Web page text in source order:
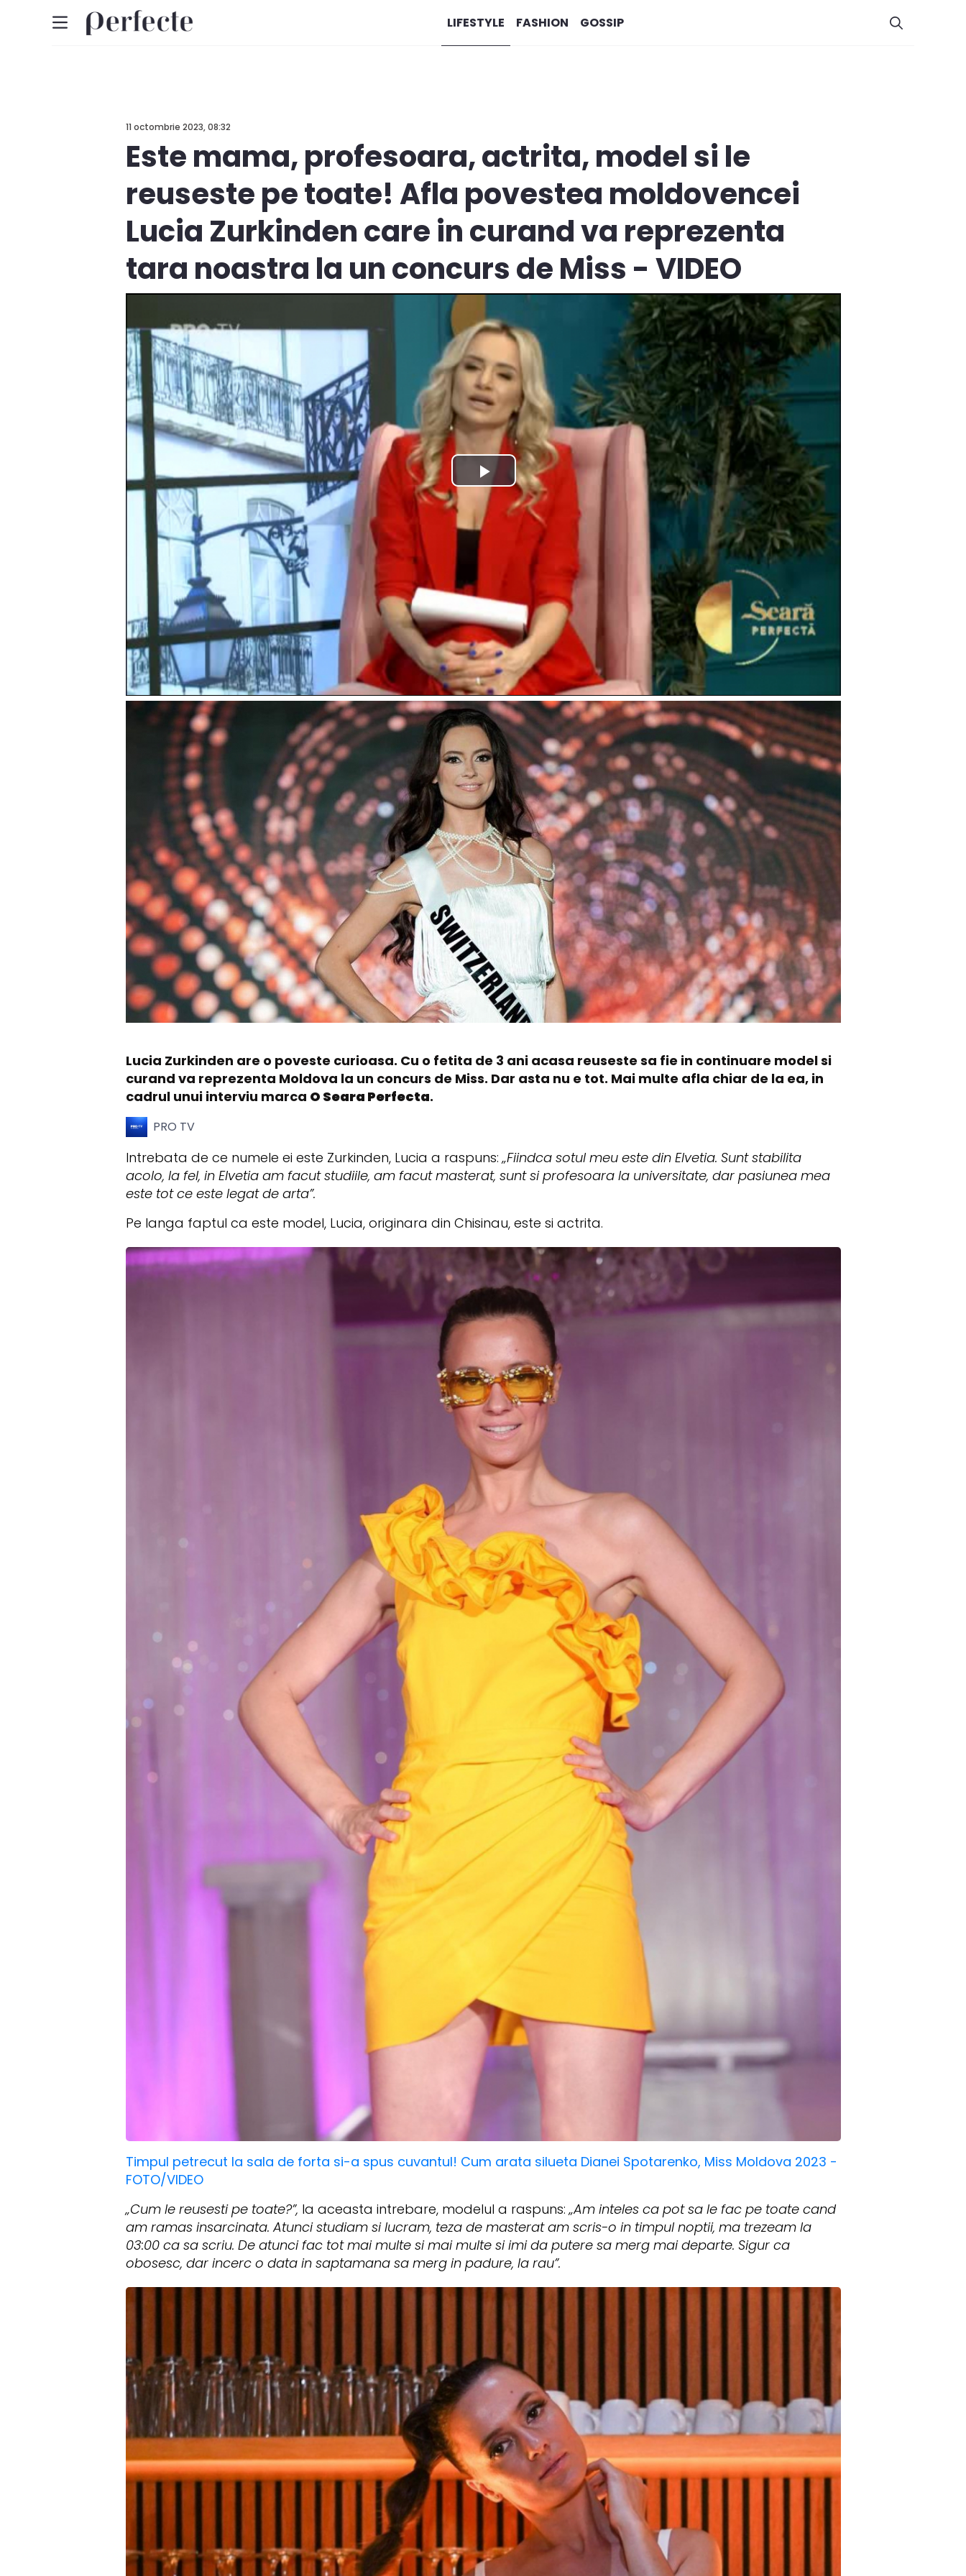
LIFESTYLE FASHION GOSSIP
11 octombrie 2023, 08:32
Este mama, profesoara, actrita, model si le
reuseste pe toate! Afla povestea moldovencei
Lucia Zurkinden care in curand va reprezenta
tara noastra la un concurs de Miss - VIDEO
Lucia Zurkinden are o poveste curioasa. Cu o fetita de 3 ani acasa reuseste sa fie in continuare model si
curand va reprezenta Moldova la un concurs de Miss. Dar asta nu e tot. Mai multe afla chiar de la ea, in
cadrul unui interviu marca O Seara Perfecta.
PRO TV
Intrebata de ce numele ei este Zurkinden, Lucia a raspuns:„Fiindca sotul meu este din Elvetia. Sunt stabilita
acolo, la fel, in Elvetia am facut studiile, am facut masterat, sunt si profesoara la universitate, dar pasiunea mea
este tot ce este legat de arta”.
Pe langa faptul ca este model, Lucia, originara din Chisinau, este si actrita.
Timpul petrecut la sala de forta si-a spus cuvantul! Cum arata silueta Dianei Spotarenko, Miss Moldova 2023 -
FOTO/VIDEO
„Cum le reusesti pe toate?”, la aceasta intrebare, modelul a raspuns:„Am inteles ca pot sa le fac pe toate cand
am ramas insarcinata. Atunci studiam si lucram, teza de masterat am scris-o in timpul noptii, ma trezeam la
03:00 ca sa scriu. De atunci fac tot mai multe si mai multe si imi da putere sa merg mai departe. Sigur ca
obosesc, dar incerc o data in saptamana sa merg in padure, la rau”.